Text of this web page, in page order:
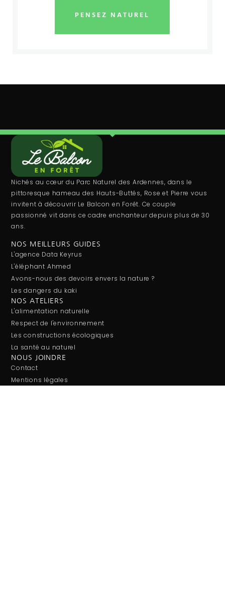
PENSEZ NATUREL
Nichés au cœur du Parc Naturel des Ardennes, dans le
pittoresque hameau des Hauts-Buttés, Rose et Pierre vous
invitent à découvrir Le Balcon en Forêt. Ce couple
passionné vit dans ce cadre enchanteur depuis plus de 30
ans.
NOS MEILLEURS GUIDES
L'agence Data Keyrus
L'éléphant Ahmed
Avons-nous des devoirs envers la nature ?
Les dangers du kaki
NOS ATELIERS
L'alimentation naturelle
Respect de l'environnement
Les constructions écologiques
La santé au naturel
NOUS JOINDRE
Contact
Mentions légales